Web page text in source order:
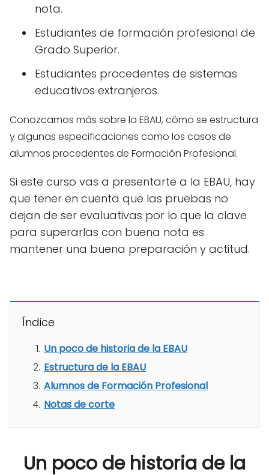
nota.
Estudiantes de formación profesional de
Grado Superior.
Estudiantes procedentes de sistemas
educativos extranjeros.
Conozcamos más sobre la EBAU, cómo se estructura
y algunas especificaciones como los casos de
alumnos procedentes de Formación Profesional.
Si este curso vas a presentarte a la EBAU, hay
que tener en cuenta que las pruebas no
dejan de ser evaluativas por lo que la clave
para superarlas con buena nota es
mantener una buena preparación y actitud.
Índice
Un poco de historia de la EBAU
Estructura de la EBAU
Alumnos de Formación Profesional
Notas de corte
Un poco de historia de la